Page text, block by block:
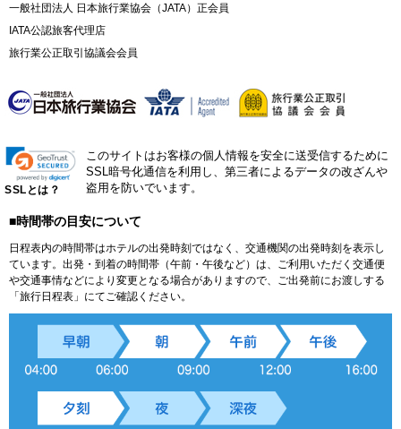
一般社団法人 日本旅行業協会（JATA）正会員
IATA公認旅客代理店
旅行業公正取引協議会会員
SSLとは？
このサイトはお客様の個人情報を安全に送受信するために
SSL暗号化通信を利用し、第三者によるデータの改ざんや
盗用を防いでいます。
■時間帯の目安について
日程表内の時間帯はホテルの出発時刻ではなく、交通機関の出発時刻を表示し
ています。出発・到着の時間帯（午前・午後など）は、ご利用いただく交通便
や交通事情などにより変更となる場合がありますので、ご出発前にお渡しする
「旅行日程表」にてご確認ください。